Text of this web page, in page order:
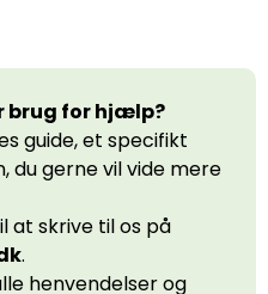
brug for hjælp?
guide, et specifikt
du gerne vil vide mere
at skrive til os på
.
henvendelser og